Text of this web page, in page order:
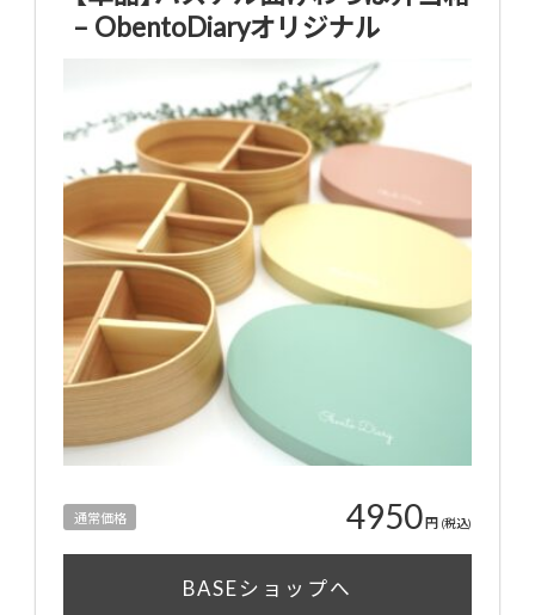
– ObentoDiaryオリジナル
通常価格 4950円 (税込)
BASEショップへ